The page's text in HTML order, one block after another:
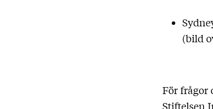
(bild
För frågor
Stiftelsen